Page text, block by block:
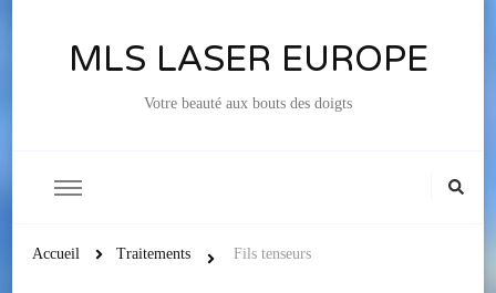
MLS LASER EUROPE
Votre beauté aux bouts des doigts
Accueil Traitements Fils tenseurs